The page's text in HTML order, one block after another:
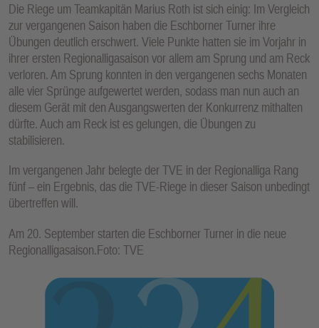
Die Riege um Teamkapitän Marius Roth ist sich einig: Im Vergleich
zur vergangenen Saison haben die Eschborner Turner ihre
Übungen deutlich erschwert. Viele Punkte hatten sie im Vorjahr in
ihrer ersten Regionalligasaison vor allem am Sprung und am Reck
verloren. Am Sprung konnten in den vergangenen sechs Monaten
alle vier Sprünge aufgewertet werden, sodass man nun auch an
diesem Gerät mit den Ausgangswerten der Konkurrenz mithalten
dürfte. Auch am Reck ist es gelungen, die Übungen zu
stabilisieren.
Im vergangenen Jahr belegte der TVE in der Regionalliga Rang
fünf – ein Ergebnis, das die TVE-Riege in dieser Saison unbedingt
übertreffen will.
Am 20. September starten die Eschborner Turner in die neue
Regionalligasaison.Foto: TVE